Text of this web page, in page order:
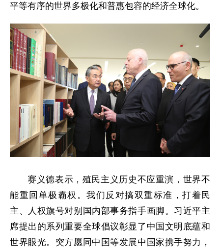
平等有序的世界多极化和普惠包容的经济全球化。
赛义德表示，殖民主义历史不应重演，世界不
能重回单极霸权。我们反对搞双重标准，打着民
主、人权旗号对别国内部事务指手画脚。习近平主
席提出的系列重要全球倡议彰显了中国文明底蕴和
世界眼光。突方愿同中国等发展中国家携手努力，